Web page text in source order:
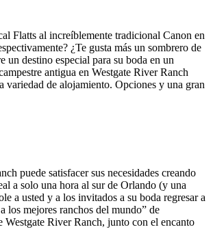
Flatts al increíblemente tradicional Canon en
¿Te gusta más un sombrero de
destino especial para su boda en un
antigua en Westgate River Ranch
variedad de alojamiento. Opciones y una gran
puede satisfacer sus necesidades creando
a solo una hora al sur de Orlando (y una
a usted y a los invitados a su boda regresar a
los mejores ranchos del mundo” de
Westgate River Ranch, junto con el encanto